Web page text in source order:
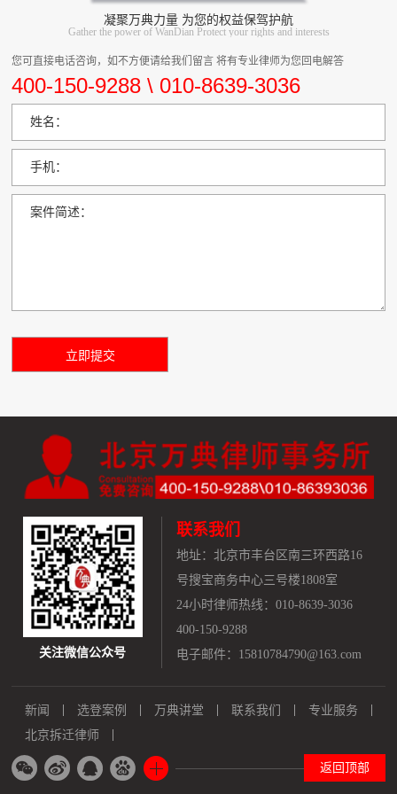
凝聚万典力量 为您的权益保驾护航
Gather the power of WanDian Protect your rights and interests
您可直接电话咨询，如不方便请给我们留言 将有专业律师为您回电解答
400-150-9288 \ 010-8639-3036
姓名：
手机：
案件简述：
关注微信公众号
联系我们
地址： 北京市丰台区南三环西路16
号搜宝商务中心三号楼1808室
24小时律师热线：010-8639-3036
400-150-9288
电子邮件：15810784790@163.com
新闻 选登案例 万典讲堂 联系我们
专业服务
北京拆迁律师
返回顶部